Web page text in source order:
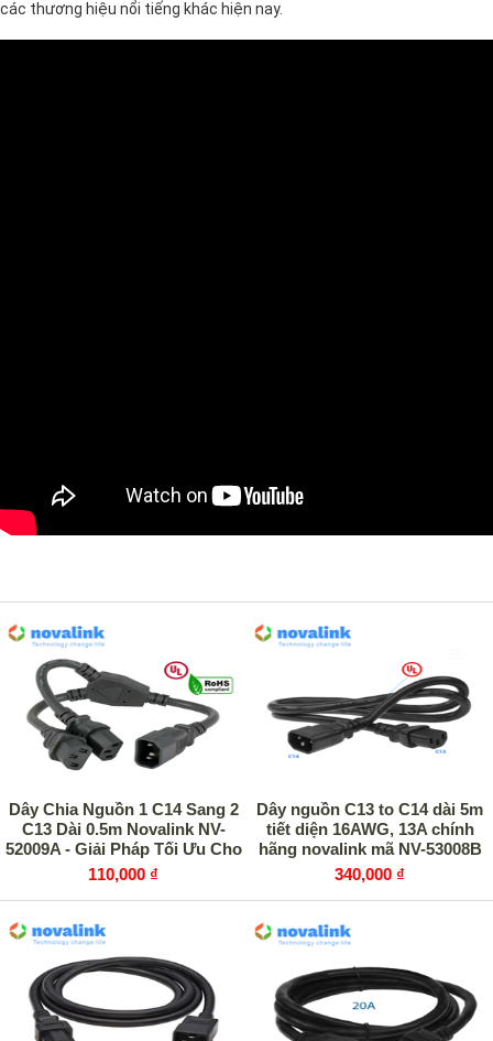
các thương hiệu nổi tiếng khác hiện nay.
Dây Chia Nguồn 1 C14 Sang 2
C13 Dài 0.5m Novalink NV-
52009A - Giải Pháp Tối Ưu Cho
Tủ Rack Data Center
110,000 ₫
Dây nguồn C13 to C14 dài 5m
tiết diện 16AWG, 13A chính
hãng novalink mã NV-53008B
340,000 ₫